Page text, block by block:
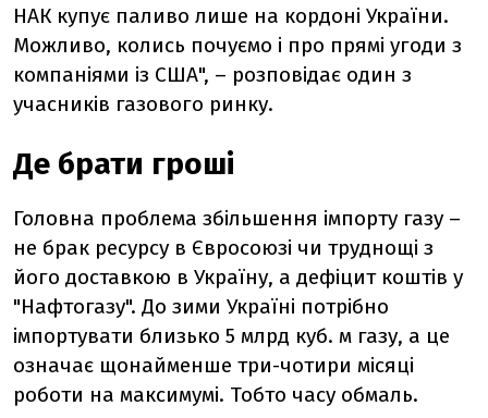
НАК купує паливо лише на кордоні України.
Можливо, колись почуємо і про прямі угоди з
компаніями із США", – розповідає один з
учасників газового ринку.
Де брати гроші
Головна проблема збільшення імпорту газу –
не брак ресурсу в Євросоюзі чи труднощі з
його доставкою в Україну, а дефіцит коштів у
"Нафтогазу". До зими Україні потрібно
імпортувати близько 5 млрд куб. м газу, а це
означає щонайменше три-чотири місяці
роботи на максимумі. Тобто часу обмаль.